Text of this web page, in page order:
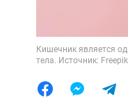
Кишечник является
тела. Источник: Freepik